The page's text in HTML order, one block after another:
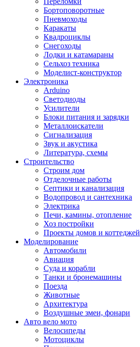
Бортоповоротные
Пневмоходы
Каракаты
Квадроциклы
Снегоходы
Лодки и катамараны
Сельхоз техника
Моделист-конструктор
Электроника
Arduino
Светодиоды
Усилители
Блоки питания и зарядки
Металлоискатели
Сигнализация
Звук и акустика
Литература, схемы
Строительство
Строим дом
Отделочные работы
Септики и канализация
Водопровод и сантехника
Электрика
Печи, камины, отопление
Хоз постройки
Проекты домов и коттеджей
Моделирование
Автомобили
Авиация
Суда и корабли
Танки и бронемашины
Поезда
Животные
Архитектура
Воздушные змеи, фонари
Авто вело мото
Велосипеды
Мотоциклы